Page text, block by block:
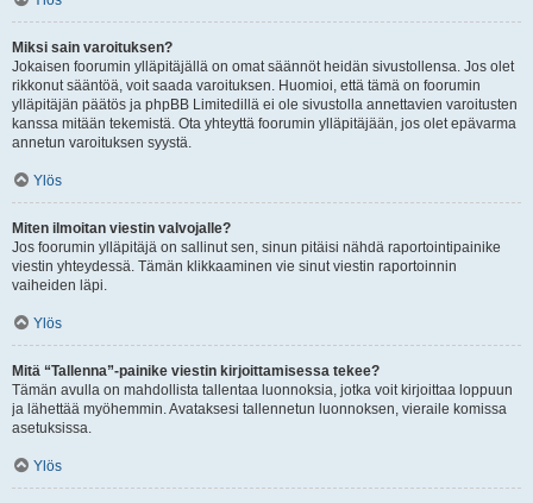
Miksi sain varoituksen?
Jokaisen foorumin ylläpitäjällä on omat säännöt heidän sivustollensa. Jos olet
rikkonut sääntöä, voit saada varoituksen. Huomioi, että tämä on foorumin
ylläpitäjän päätös ja phpBB Limitedillä ei ole sivustolla annettavien varoitusten
kanssa mitään tekemistä. Ota yhteyttä foorumin ylläpitäjään, jos olet epävarma
annetun varoituksen syystä.
Ylös
Miten ilmoitan viestin valvojalle?
Jos foorumin ylläpitäjä on sallinut sen, sinun pitäisi nähdä raportointipainike
viestin yhteydessä. Tämän klikkaaminen vie sinut viestin raportoinnin
vaiheiden läpi.
Ylös
Mitä “Tallenna”-painike viestin kirjoittamisessa tekee?
Tämän avulla on mahdollista tallentaa luonnoksia, jotka voit kirjoittaa loppuun
ja lähettää myöhemmin. Avataksesi tallennetun luonnoksen, vieraile komissa
asetuksissa.
Ylös